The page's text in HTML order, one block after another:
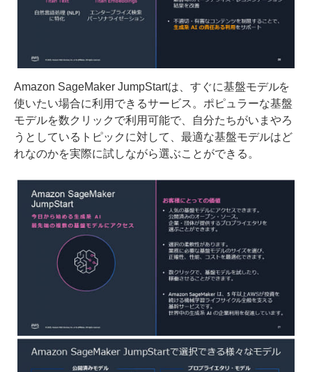
Amazon SageMaker JumpStartは、すぐに基盤モデルを
使いたい場合に利用できるサービス。ポピュラーな基盤
モデルを数クリックで利用可能で、自分たちがいまやろ
うとしているトピックに対して、最適な基盤モデルはど
れなのかを実際に試しながら選ぶことができる。